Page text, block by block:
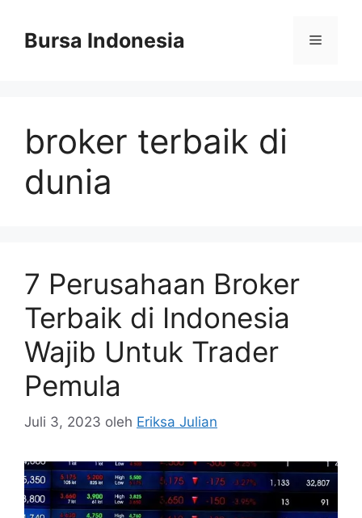
Bursa Indonesia Menu
broker terbaik di
dunia
7 Perusahaan Broker
Terbaik di Indonesia
Wajib Untuk Trader
Pemula
Juli 3, 2023 oleh Eriksa Julian